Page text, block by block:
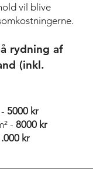
vil blive
rydning af
(inkl.
5000 kr
- 8000 kr
kr